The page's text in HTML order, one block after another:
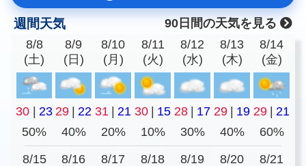
週間天気
90日間の天気を見る
8/8
(土)
8/9
(日)
8/10
(月)
8/11
(火)
8/12
(水)
8/13
(木)
8/14
(金)
30 23 29 22 31 21 30 15 28 17 29 19 29
21
50%
40% 20% 10% 30% 40% 60%
8/15
8/16
8/17
8/18
8/19
8/20
8/21